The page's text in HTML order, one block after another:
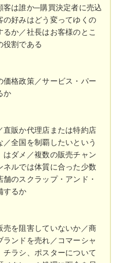
客は誰か─購買決定者に売込
好みはどう変ってゆくの
か／社長はお客様のとこ
役割である
格政策／サービス・パー
か
直販か代理店または特約店
全国を制覇したいという
ダメ／複数の販売チャン
ルでは体質に合った少数
のスクラップ・アンド・
するか
売を阻害していないか／商
ンドを売れ／コマーシャ
ラシ、ポスターについて